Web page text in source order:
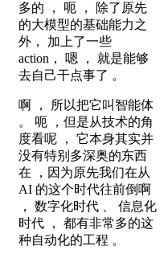
多的 ， 呃 ， 除了原先
的大模型的基础能力之
外， 加上了一些
action， 嗯 ， 就是能够
去自己干点事了 。
啊 ， 所以把它叫智能体
。 呃 ，但是从技术的角
度看呢 ， 它本身其实并
没有特别多深奥的东西
在 ，因为原先我们在从
AI 的这个时代往前倒啊
， 数字化时代 、 信息化
时代 ， 都有非常多的这
种自动化的工程 。